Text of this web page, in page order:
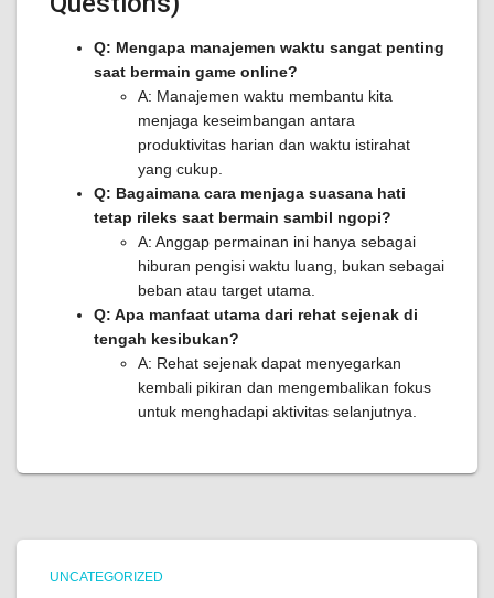
Q: Mengapa manajemen waktu sangat penting
saat bermain game online?
A: Manajemen waktu membantu kita
menjaga keseimbangan antara
produktivitas harian dan waktu istirahat
yang cukup.
Q: Bagaimana cara menjaga suasana hati
tetap rileks saat bermain sambil ngopi?
A: Anggap permainan ini hanya sebagai
hiburan pengisi waktu luang, bukan sebagai
beban atau target utama.
Q: Apa manfaat utama dari rehat sejenak di
tengah kesibukan?
A: Rehat sejenak dapat menyegarkan
kembali pikiran dan mengembalikan fokus
untuk menghadapi aktivitas selanjutnya.
UNCATEGORIZED